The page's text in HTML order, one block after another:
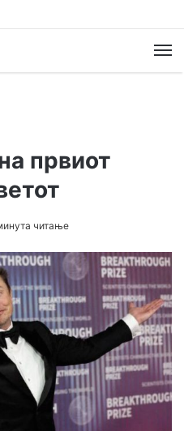
првиот
читање